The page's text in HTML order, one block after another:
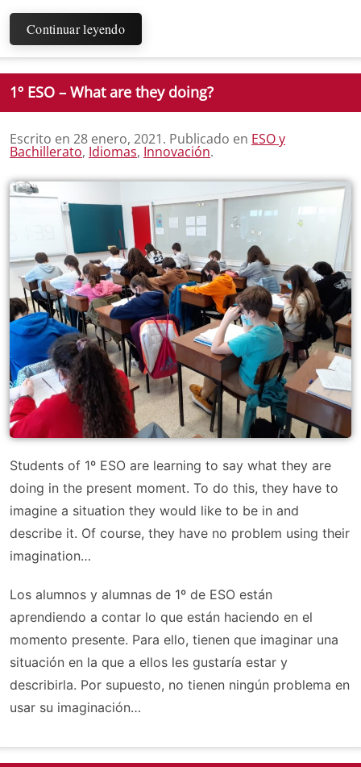
Continuar leyendo
1º ESO – What are they doing?
Escrito en 28 enero, 2021. Publicado en ESO y
Bachillerato, Idiomas, Innovación.
Students of 1º ESO are learning to say what they are
doing in the present moment. To do this, they have to
imagine a situation they would like to be in and
describe it. Of course, they have no problem using their
imagination…
Los alumnos y alumnas de 1º de ESO están
aprendiendo a contar lo que están haciendo en el
momento presente. Para ello, tienen que imaginar una
situación en la que a ellos les gustaría estar y
describirla. Por supuesto, no tienen ningún problema en
usar su imaginación…